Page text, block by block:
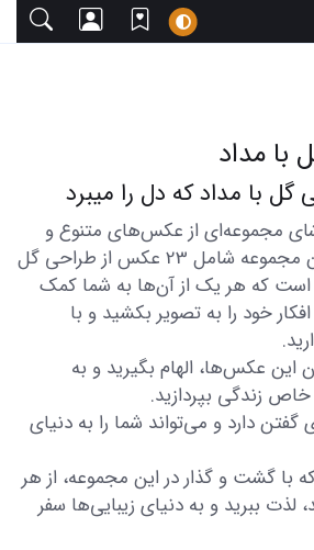
مداد
مجموعه‌ای از عکس‌های متنوع و
زیبا دعوت می‌کنیم. این مجموعه شامل 23 عکس از طراحی گل
است که هر یک از آن‌ها به شما کمک
خود را به تصویر بکشید و با
این عکس‌ها، الهام بگیرید و به
زندگی بپردازید.
دارد و می‌تواند شما را به دنیای
با گشت و گذار در این مجموعه، از هر
لذت ببرید و به دنیای زیبایی‌ها سفر